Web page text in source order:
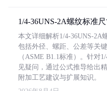
1/4-36UNS-2A螺纹标准
本文详细解析1/4-36UNS-2A
包括外径、螺距、公差等关
（ASME B1.1标准）。针对
见疑问，通过公式推导给出
附加工艺建议与扩展知识。